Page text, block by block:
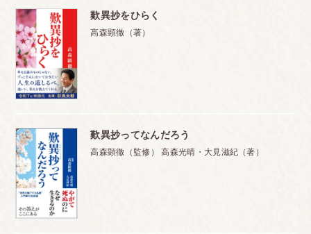
歎異抄をひらく
高森顕徹（著）
歎異抄ってなんだろう
高森顕徹（監修） 高森光晴・大見滋紀（著）